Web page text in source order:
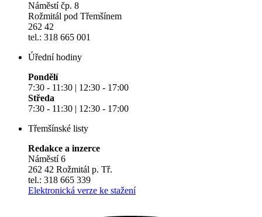
Náměstí čp. 8
Rožmitál pod Třemšínem
262 42
tel.: 318 665 001
Úřední hodiny
Pondělí
7:30 - 11:30 | 12:30 - 17:00
Středa
7:30 - 11:30 | 12:30 - 17:00
Třemšínské listy
Redakce a inzerce
Náměstí 6
262 42 Rožmitál p. Tř.
tel.: 318 665 339
Elektronická verze ke stažení